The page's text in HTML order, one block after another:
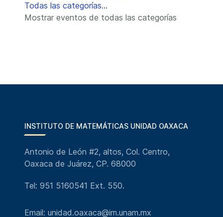
Todas las categorías...
Mostrar eventos de todas las categorías
INSTITUTO DE MATEMÁTICAS UNIDAD OAXACA
Antonio de León #2, altos, Col. Centro,
Oaxaca de Juárez, CP. 68000
Tel: 951 5160541 Ext. 550.
Email: unidad.oaxaca@im.unam.mx